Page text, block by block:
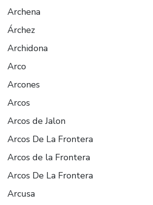
Archena
Árchez
Archidona
Arco
Arcones
Arcos
Arcos de Jalon
Arcos De La Frontera
Arcos de la Frontera
Arcos De La Frontera
Arcusa